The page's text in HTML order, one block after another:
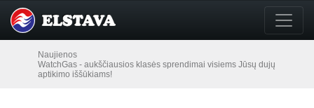
Naujienos
WatchGas - aukščiausios klasės sprendimai visiems Jūsų dujų
aptikimo iššūkiams!